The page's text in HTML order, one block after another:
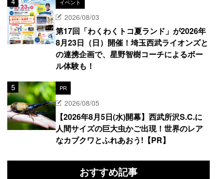
イベント
2026/08/03
第17回「わくわくトコ夏ランド」が2026年
8月23日（日）開催！埼玉西武ライオンズと
の連携企画で、星野智樹コーチによるボー
ル体験も！
PR
2026/08/05
【2026年8月5日(水)開幕】西武所沢S.C.に
人間サイズの巨大虫かご出現！世界のレア
なカブクワとふれあおう!【PR】
おすすめ記事